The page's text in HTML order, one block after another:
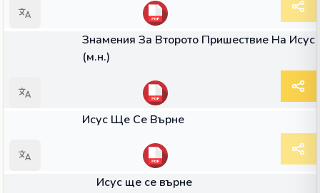
Знамения За Второто Пришествие На Исус
(м.н.)
Исус Ще Се Върне
Исус ще се върне